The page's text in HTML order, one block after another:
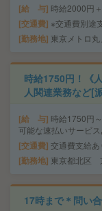
給 与 時給2000円
交通費 ※交通費別途
勤務地 東京メトロ
時給1750円！《
人関連業務など[
給 与 時給1750円
可能な速払いサービス
交通費 交通費支給あ
勤務地 東京都北区
17時まで＊問い